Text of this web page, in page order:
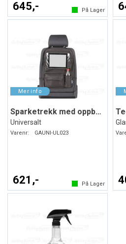
645,- På Lager
Sparketrekk med oppbevaring
Universalt
Varenr: GAUNI-UL023
621,- På Lager